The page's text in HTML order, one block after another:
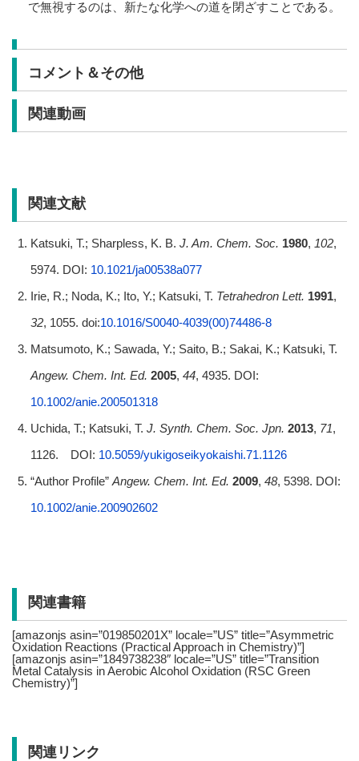
で無視するのは、新たな化学への道を閉ざすことである。
コメント＆その他
関連動画
関連文献
Katsuki, T.; Sharpless, K. B. J. Am. Chem. Soc. 1980, 102,
5974. DOI: 10.1021/ja00538a077
Irie, R.; Noda, K.; Ito, Y.; Katsuki, T. Tetrahedron Lett. 1991,
32, 1055. doi:10.1016/S0040-4039(00)74486-8
Matsumoto, K.; Sawada, Y.; Saito, B.; Sakai, K.; Katsuki, T.
Angew. Chem. Int. Ed. 2005, 44, 4935. DOI:
10.1002/anie.200501318
Uchida, T.; Katsuki, T. J. Synth. Chem. Soc. Jpn. 2013, 71,
1126. DOI: 10.5059/yukigoseikyokaishi.71.1126
“Author Profile” Angew. Chem. Int. Ed. 2009, 48, 5398. DOI:
10.1002/anie.200902602
関連書籍
[amazonjs asin=”019850201X” locale=”US” title=”Asymmetric
Oxidation Reactions (Practical Approach in Chemistry)”]
[amazonjs asin=”1849738238″ locale=”US” title=”Transition
Metal Catalysis in Aerobic Alcohol Oxidation (RSC Green
Chemistry)”]
関連リンク